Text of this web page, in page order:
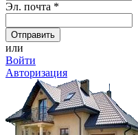
Эл. почта *
или
Войти
Авторизация